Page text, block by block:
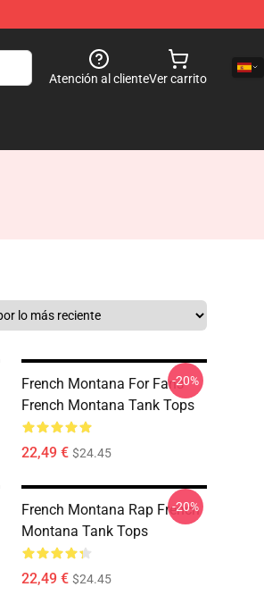
Atención al clienteVer carrito
French Montana For Fans
French Montana Tank Tops
22,49 € $24.45
-20%
French Montana Rap French
Montana Tank Tops
22,49 € $24.45
-20%